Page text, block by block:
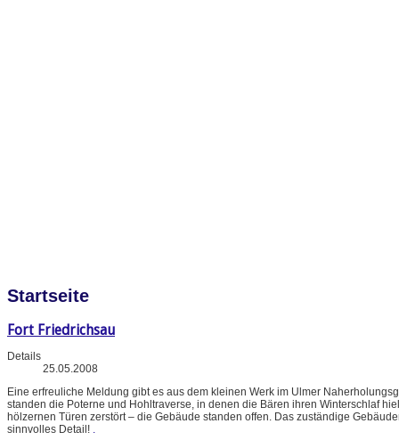
Startseite
Fort Friedrichsau
Details
25.05.2008
Eine erfreuliche Meldung gibt es aus dem kleinen Werk im Ulmer
standen die Poterne und Hohltraverse, in denen die Bären ihren Winterschlaf
hölzernen Türen zerstört – die Gebäude standen offen. Das zuständige
sinnvolles Detail! .